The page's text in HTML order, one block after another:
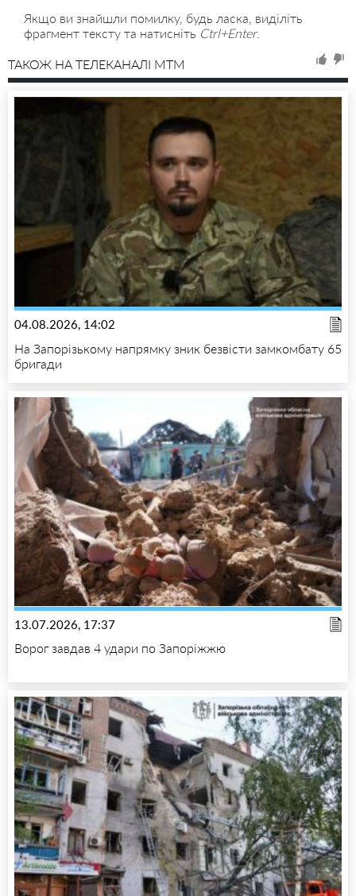
Якщо ви знайшли помилку, будь ласка, виділіть
фрагмент тексту та натисніть Ctrl+Enter.
ТАКОЖ НА ТЕЛЕКАНАЛІ MTM
04.08.2026, 14:02
На Запорізькому напрямку зник безвісти замкомбату 65
бригади
13.07.2026, 17:37
Ворог завдав 4 удари по Запоріжжю